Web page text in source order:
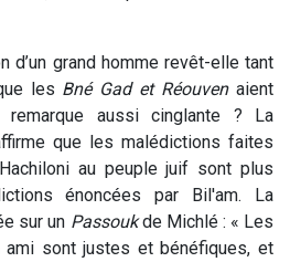
d’un grand homme revêt-elle tant
les Bné Gad et Réouvenaient
aussi cinglante ? La
que les malédictions faites
au peuple juif sont plus
énoncées par Bil'am. La
sur un Passoukde Michlé : « Les
sont justes et bénéfiques, et